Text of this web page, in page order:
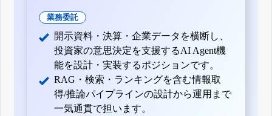
業務委託
開示資料・決算・企業データを横断し、
投資家の意思決定を支援するAI Agent機
能を設計・実装するポジションです。
RAG・検索・ランキングを含む情報取
得/推論パイプラインの設計から運用まで
一気通貫で担います。